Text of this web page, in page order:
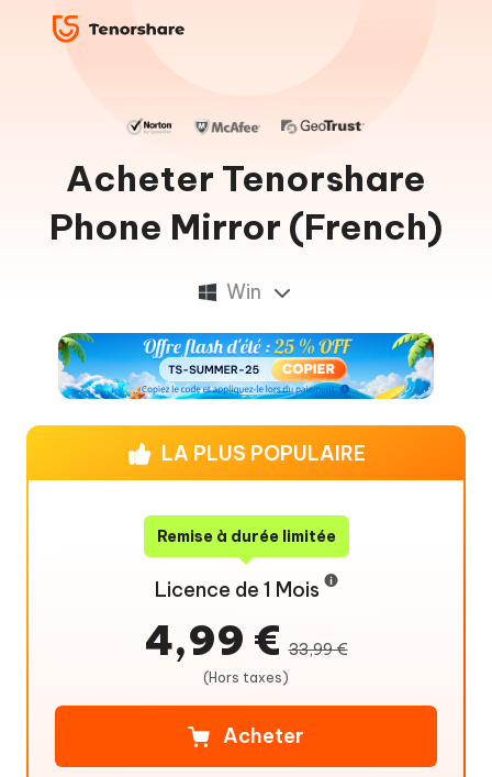
Acheter Tenorshare
Phone Mirror (French)
Win
LA PLUS POPULAIRE
Remise à durée limitée
Licence de 1 Mois
4,99 €33,99 €
(Hors taxes)
Acheter